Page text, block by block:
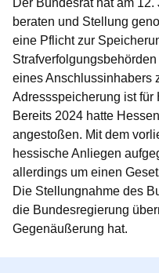
Der Bundesrat hat am
beraten und Stellung
eine Pflicht zur
eines Anschlussinhabers
Adressspeicherung ist für
Bereits 2024 hatte
angestoßen. Mit dem
hessische Anliegen
allerdings um einen
Die Stellungnahme des
die Bundesregierung
Gegenäußerung hat.